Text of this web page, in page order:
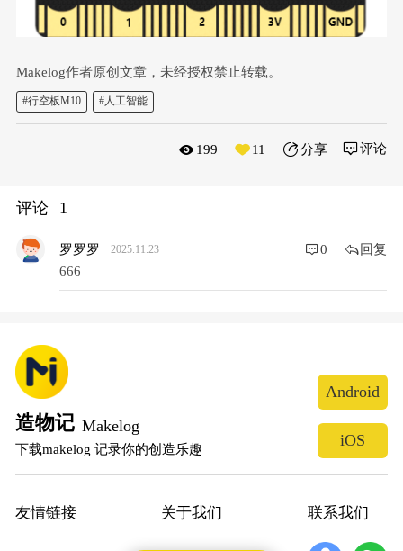
Makelog作者原创文章，未经授权禁止转载。
#行空板M10 #人工智能
199 11 分享
评论 1
评论
罗罗罗 2025.11.23 0 回复
666
造物记 Makelog
下载makelog 记录你的创造乐趣
Android
iOS
友情链接 关于我们 联系我们